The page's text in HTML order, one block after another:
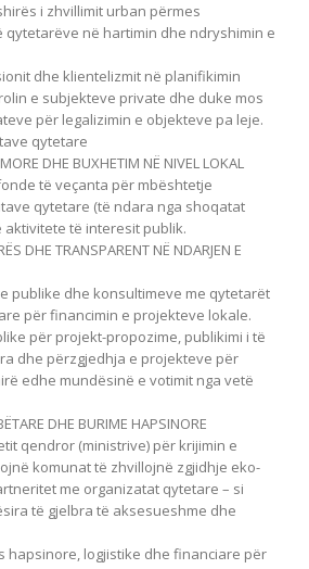
i zhvillimit urban përmes
qytetarëve në hartimin dhe ndryshimin e
dhe klientelizmit në planifikimin
e subjekteve private dhe duke mos
për legalizimin e objekteve pa leje.
qytetare
DHE BUXHETIM NË NIVEL LOKAL
të veçanta për mbështetje
qytetare (të ndara nga shoqatat
aktivitete të interesit publik.
DHE TRANSPARENT NË NDARJEN E
publike dhe konsultimeve me qytetarët
për financimin e projekteve lokale.
për projekt-propozime, publikimi i të
dhe përzgjedhja e projekteve për
edhe mundësinë e votimit nga vetë
DHE BURIME HAPSINORE
qendror (ministrive) për krijimin e
komunat të zhvillojnë zgjidhje eko-
me organizatat qytetare – si
të gjelbra të aksesueshme dhe
hapsinore, logjistike dhe financiare për